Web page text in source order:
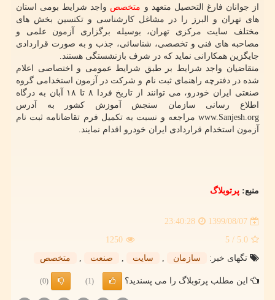
از جوانان فارغ التحصیل متعهد و متخصص واجد شرایط بومی استان
های تهران و البرز را در مشاغل کارشناسی و تکنسین بخش های
مختلف سایت مرکزی تهران، بوسیله برگزاری آزمون علمی و
مصاحبه های فنی و تخصصی، شناسائی، جذب و به صورت قراردادی
جایگزین همکارانی نماید که در شرف بازنشستگی هستند.
متقاضیان واجد شرایط بر طبق شرایط عمومی و اختصاصی اعلام
شده در دفترچه راهنمای ثبت نام و شرکت در آزمون استخدامی گروه
صنعتی ایران خودرو، می توانند از تاریخ فردا ۸ تا ۱۸ آبان به درگاه
اطلاع رسانی سازمان سنجش آموزش کشور به آدرس
www.Sanjesh.org مراجعه و نسبت به تکمیل فرم تقاضانامه ثبت نام
آزمون استخدام قراردادی ایران خودرو اقدام نمایند.
منبع: پرتوبلاگ
1399/08/07
23:40:28
5.0
/ 5
1250
تگهای خبر:
سازمان , سایت , صنعت , متخصص
این مطلب پرتوبلاگ را می پسندید؟ (1)
(0)